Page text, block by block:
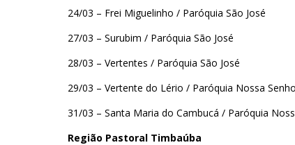
24/03 – Frei Miguelinho / Paróquia São José
27/03 – Surubim / Paróquia São José
28/03 – Vertentes / Paróquia São José
29/03 – Vertente do Lério / Paróquia Nossa
31/03 – Santa Maria do Cambucá / Paróquia
Região Pastoral Timbaúba